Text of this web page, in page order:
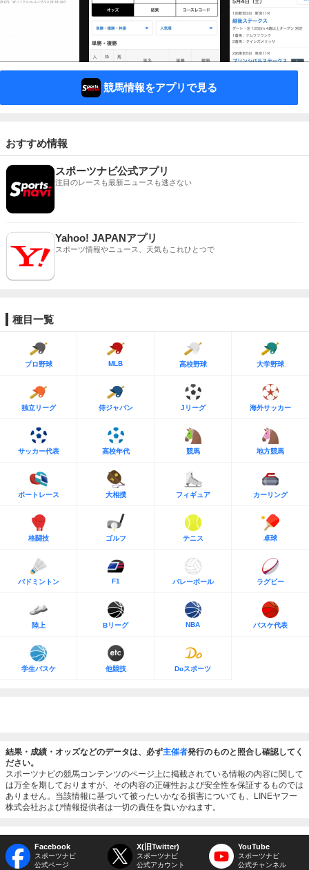
競馬情報をアプリで見る
おすすめ情報
スポーツナビ公式アプリ
注目のレースも最新ニュースも逃さない
Yahoo! JAPANアプリ
スポーツ情報やニュース、天気もこれひとつで
種目一覧
プロ野球 MLB 高校野球 大学野球
独立リーグ 侍ジャパン Jリーグ 海外サッカー
サッカー代表 高校年代 競馬 地方競馬
ボートレース 大相撲 フィギュア カーリング
格闘技 ゴルフ テニス 卓球
バドミントン F1 バレーボール ラグビー
陸上 Bリーグ NBA バスケ代表
学生バスケ 他競技 Doスポーツ
結果・成績・オッズなどのデータは、必ず主催者発行のものと照合し確認してく
ださい。
スポーツナビの競馬コンテンツのページ上に掲載されている情報の内容に関して
は万全を期しておりますが、その内容の正確性および安全性を保証するものでは
ありません。当該情報に基づいて被ったいかなる損害についても、LINEヤフー
株式会社および情報提供者は一切の責任を負いかねます。
Facebook
スポーツナビ
公式ページ
X(旧Twitter)
スポーツナビ
公式アカウント
YouTube
スポーツナビ
公式チャンネル